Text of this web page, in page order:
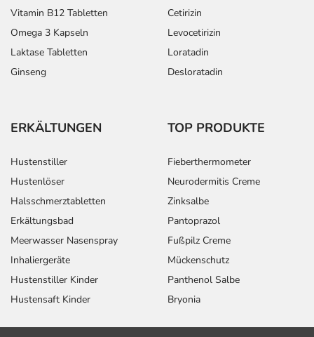
Vitamin B12 Tabletten
Omega 3 Kapseln
Laktase Tabletten
Ginseng
Cetirizin
Levocetirizin
Loratadin
Desloratadin
ERKÄLTUNGEN
Hustenstiller
Hustenlöser
Halsschmerztabletten
Erkältungsbad
Meerwasser Nasenspray
Inhaliergeräte
Hustenstiller Kinder
Hustensaft Kinder
TOP PRODUKTE
Fieberthermometer
Neurodermitis Creme
Zinksalbe
Pantoprazol
Fußpilz Creme
Mückenschutz
Panthenol Salbe
Bryonia